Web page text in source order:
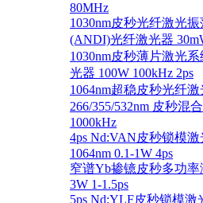
80MHz
1030nm皮秒光纤激光
(ANDI)光纤激光器
1030nm皮秒薄片激光
光器 100W 100kHz 2ps
1064nm超稳皮秒光纤
266/355/532nm 皮秒混
1000kHz
4ps Nd:VAN皮秒锁模
1064nm 0.1-1W 4ps
窄谱Yb掺镱皮秒多功率
3W 1-1.5ps
5ps Nd:YLF皮秒锁模激